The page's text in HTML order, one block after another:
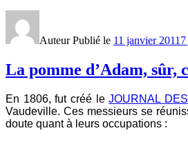
AuteurPublié le 11 janvier 2011
La pomme d’Adam, sûr,
En 1806, fut créé leJOURNAL
Vaudeville. Ces messieurs se
doute quant à leurs occupations :